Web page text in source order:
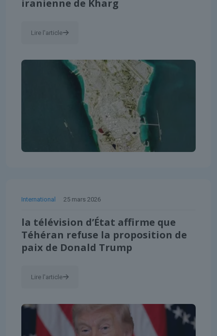
iranienne de Kharg
Lire l'article
International 25 mars 2026
la télévision d’État affirme que
Téhéran refuse la proposition de
paix de Donald Trump
Lire l'article